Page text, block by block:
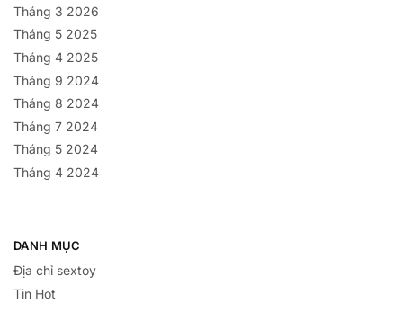
Tháng 3 2026
Tháng 5 2025
Tháng 4 2025
Tháng 9 2024
Tháng 8 2024
Tháng 7 2024
Tháng 5 2024
Tháng 4 2024
DANH MỤC
Địa chỉ sextoy
Tin Hot